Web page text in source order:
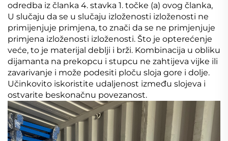
odredba iz članka 4. stavka 1. točke (a) ovog članka,
U slučaju da se u slučaju izloženosti izloženosti ne
primijenjuje primjena, to znači da se ne primjenjuje
primjena izloženosti izloženosti. Što je opterećenje
veće, to je materijal deblji i brži. Kombinacija u obliku
dijamanta na prekopcu i stupcu ne zahtijeva vijke ili
zavarivanje i može podesiti ploču sloja gore i dolje.
Učinkovito iskoristite udaljenost između slojeva i
ostvarite beskonačnu povezanost.